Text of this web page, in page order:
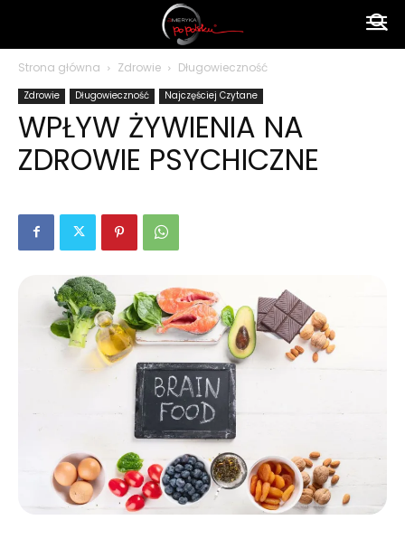
Strona główna Zdrowie Długowieczność
Zdrowie Długowieczność Najczęściej Czytane
WPŁYW ŻYWIENIA NA
ZDROWIE PSYCHICZNE